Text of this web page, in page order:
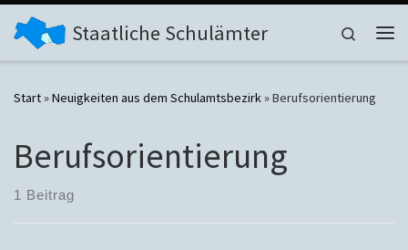
Zum Inhalt springen
Staatliche Schulämter
Search
Start»Neuigkeiten aus dem Schulamtsbezirk»Berufsorientierung
Berufsorientierung
1 Beitrag